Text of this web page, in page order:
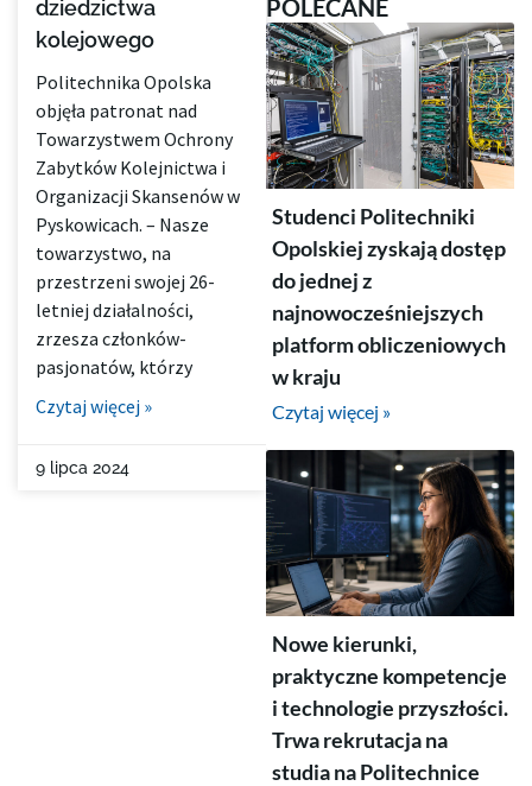
dziedzictwa
kolejowego
Politechnika Opolska
objęła patronat nad
Towarzystwem Ochrony
Zabytków Kolejnictwa i
Organizacji Skansenów w
Pyskowicach. – Nasze
towarzystwo, na
przestrzeni swojej 26-
letniej działalności,
zrzesza członków-
pasjonatów, którzy
Czytaj więcej »
9 lipca 2024
POLECANE
Studenci Politechniki
Opolskiej zyskają dostęp
do jednej z
najnowocześniejszych
platform obliczeniowych
w kraju
Czytaj więcej »
Nowe kierunki,
praktyczne kompetencje
i technologie przyszłości.
Trwa rekrutacja na
studia na Politechnice